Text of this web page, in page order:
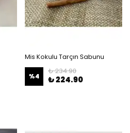
Mis Kokulu Tarçın Sabunu
%4
₺ 234.90
₺ 224.90